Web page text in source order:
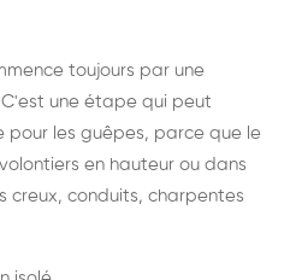
toujours par une
une étape qui peut
pour les guêpes, parce que le
en hauteur ou dans
creux, conduits, charpentes